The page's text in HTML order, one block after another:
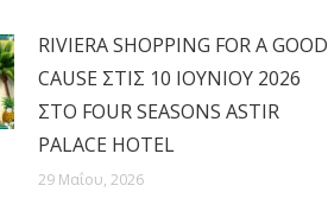
RIVIERA SHOPPING FOR A GOOD
CAUSE ΣΤΙΣ 10 ΙΟΥΝΙΟΥ 2026
ΣΤΟ FOUR SEASONS ASTIR
PALACE HOTEL
29 Μαΐου, 2026